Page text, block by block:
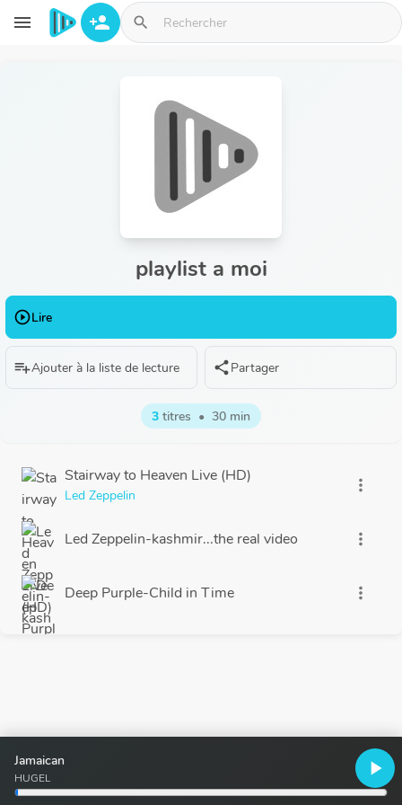
Aller au contenu principal
menu person_add search
Jamaican
HUGEL play_arrow
playlist a moi
play_circle_outlineLire
playlist_addAjouter à la liste de lecture sharePartager
3 titres • 30 min
Stairway to Heaven Live (HD)
Led Zeppelin
more_vert
Led Zeppelin-kashmir...the real video more_vert
Deep Purple-Child in Time more_vert